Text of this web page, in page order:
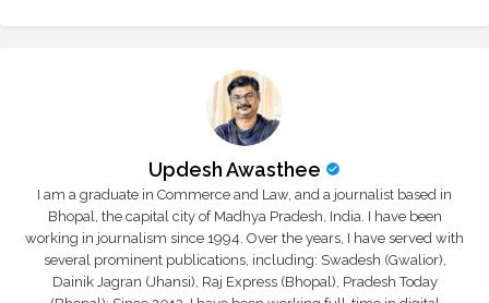
Updesh Awasthee
I am a graduate in Commerce and Law, and a journalist based in
Bhopal, the capital city of Madhya Pradesh, India. I have been
working in journalism since 1994. Over the years, I have served with
several prominent publications, including: Swadesh (Gwalior),
Dainik Jagran (Jhansi), Raj Express (Bhopal), Pradesh Today